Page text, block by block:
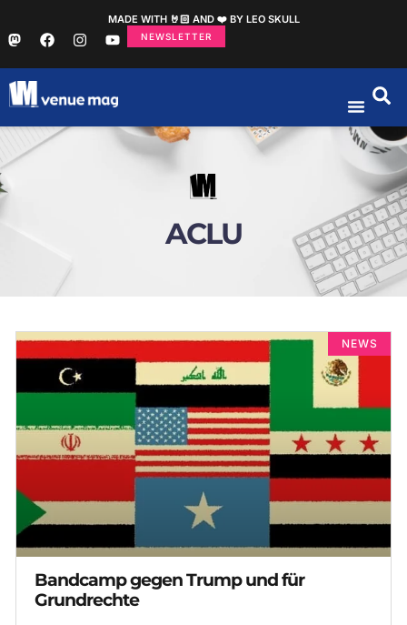
MADE WITH 🤘🏻 AND ❤️ BY LEO SKULL
NEWSLETTER
ACLU
NEWS
Bandcamp gegen Trump und für
Grundrechte